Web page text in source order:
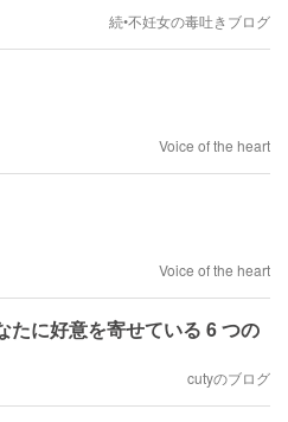
続•不妊女の毒吐きブログ
Voice of the heart
Voice of the heart
たに好意を寄せている 6 つの
cutyのブログ